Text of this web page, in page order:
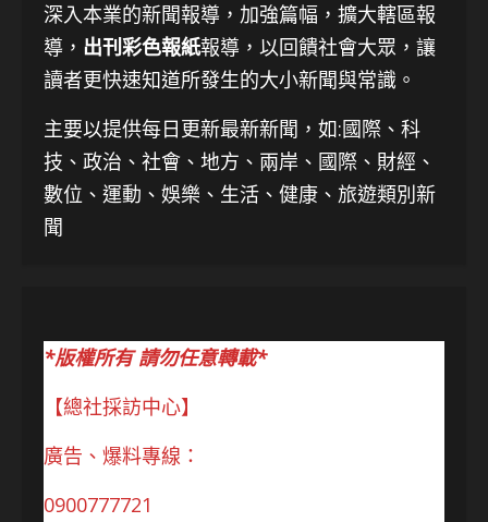
深入本業的新聞報導，加強篇幅，擴大轄區報
導， 出刊彩色報紙報導，以回饋社會大眾，讓
讀者更快速知道所發生的大小新聞與常識。
主要以提供每日更新最新新聞 ，如:國際、科
技、 政治、社會、地方、兩岸、國際、財經、
數位、運動、娛樂、生活、健康、旅遊類別新
聞
*版權所有 請勿任意轉載*
【總社採訪中心】
廣告、爆料專線：
0900777721